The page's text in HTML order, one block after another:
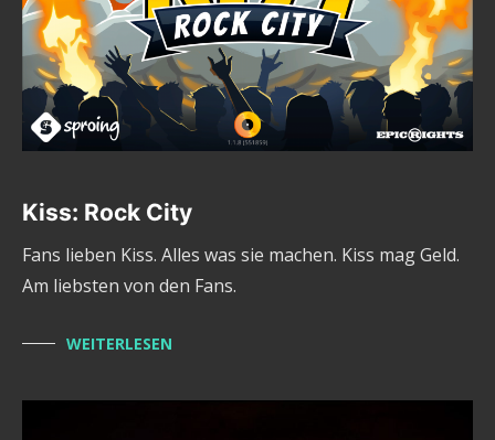
Kiss: Rock City
Fans lieben Kiss. Alles was sie machen. Kiss mag Geld.
Am liebsten von den Fans.
WEITERLESEN